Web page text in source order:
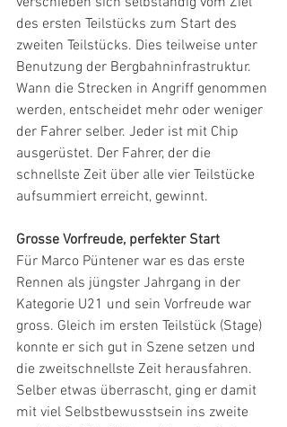
des ersten Teilstücks zum Start des
zweiten Teilstücks. Dies teilweise unter
Benutzung der Bergbahninfrastruktur.
Wann die Strecken in Angriff genommen
werden, entscheidet mehr oder weniger
der Fahrer selber. Jeder ist mit Chip
ausgerüstet. Der Fahrer, der die
schnellste Zeit über alle vier Teilstücke
aufsummiert erreicht, gewinnt.
Grosse Vorfreude, perfekter Start
Für Marco Püntener war es das erste
Rennen als jüngster Jahrgang in der
Kategorie U21 und sein Vorfreude war
gross. Gleich im ersten Teilstück (Stage)
konnte er sich gut in Szene setzen und
die zweitschnellste Zeit herausfahren.
Selber etwas überrascht, ging er damit
mit viel Selbstbewusstsein ins zweite